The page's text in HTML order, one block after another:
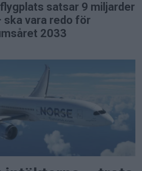
flygplats satsar 9 miljarder
ska vara redo för
2033